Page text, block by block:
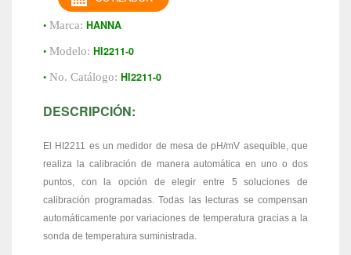
• Marca: HANNA
• Modelo: HI2211-0
• No. Catálogo: HI2211-0
DESCRIPCIÓN:
El HI2211 es un medidor de mesa de pH/mV asequible, que
realiza la calibración de manera automática en uno o dos
puntos, con la opción de elegir entre 5 soluciones de
calibración programadas. Todas las lecturas se compensan
automáticamente por variaciones de temperatura gracias a la
sonda de temperatura suministrada.